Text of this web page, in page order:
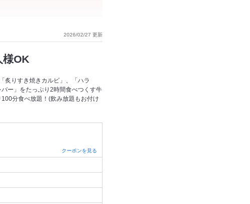
2026/02/27 更新
OK
炙りすき焼きカルビ」、「ハラ
ー」をたっぷり2時間食べつくす牛
分食べ放題！(飲み放題もお付け
クーポンを見る